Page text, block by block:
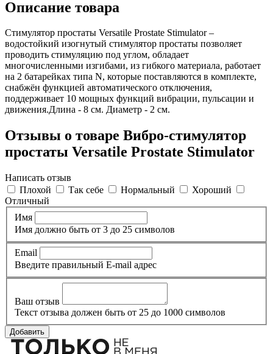
Описание товара
Стимулятор простаты Versatile Prostate Stimulator –
водостойкий изогнутый стимулятор простаты позволяет
проводить стимуляцию под углом, обладает
многочисленными изгибами, из гибкого материала, работает
на 2 батарейках типа N, которые поставляются в комплекте,
снабжён функцией автоматического отключения,
поддерживает 10 мощных функций вибрации, пульсации и
движения.Длина - 8 см. Диаметр - 2 см.
Отзывы о товаре Вибро-стимулятор
простаты Versatile Prostate Stimulator
Написать отзыв
Плохой
Так себе Нормальный
Хороший
Отличный
Имя
Имя должно быть от 3 до 25 символов
Email
Введите правильный E-mail адрес
Ваш отзыв
Текст отзыва должен быть от 25 до 1000 символов
Добавить